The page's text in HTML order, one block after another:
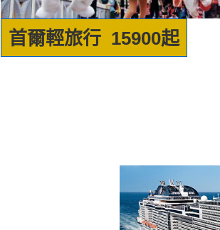
首爾輕旅行 15900起